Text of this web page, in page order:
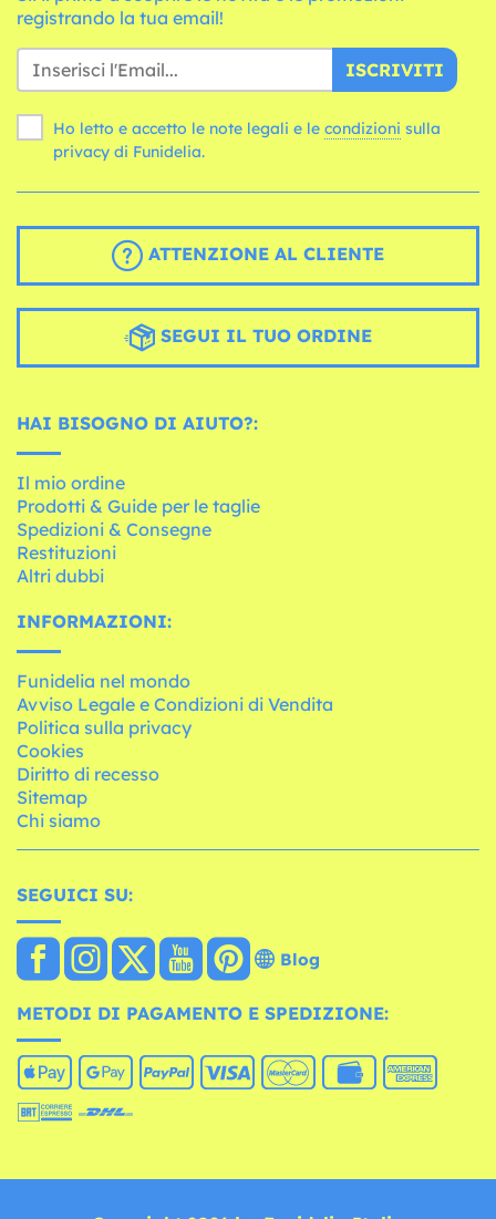
registrando la tua email!
ISCRIVITI
Ho letto e accetto le note legali e le condizioni
privacy di Funidelia.
ATTENZIONE AL CLIENTE
SEGUI IL TUO ORDINE
HAI BISOGNO DI AIUTO?:
Il mio ordine
Prodotti & Guide per le taglie
Spedizioni & Consegne
Restituzioni
Altri dubbi
INFORMAZIONI:
Funidelia nel mondo
Avviso Legale e Condizioni di Vendita
Politica sulla privacy
Cookies
Diritto di recesso
Sitemap
Chi siamo
SEGUICI SU:
Blog
METODI DI PAGAMENTO E SPEDIZIONE: